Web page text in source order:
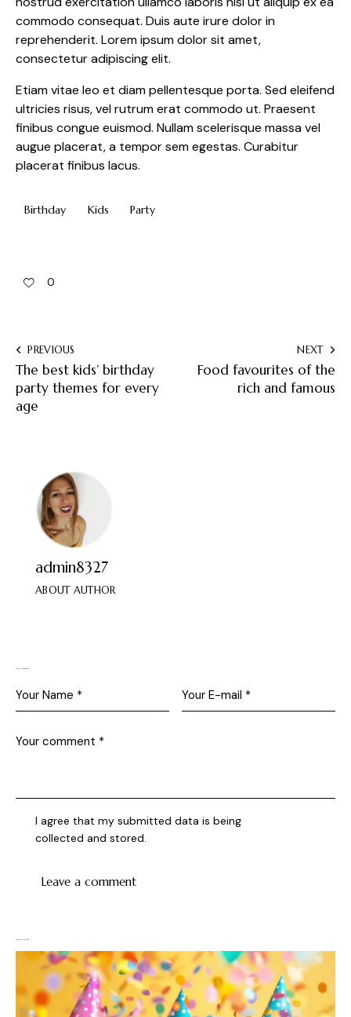
commodo consequat. Duis aute irure dolor in
reprehenderit. Lorem ipsum dolor sit amet,
consectetur adipiscing elit.
Etiam vitae leo et diam pellentesque porta. Sed eleifend
ultricies risus, vel rutrum erat commodo ut. Praesent
finibus congue euismod. Nullam scelerisque massa vel
augue placerat, a tempor sem egestas. Curabitur
placerat finibus lacus.
Birthday Kids Party
0
PREVIOUS
The best kids’ birthday
party themes for every
age
NEXT
Food favourites of the
rich and famous
admin8327
ABOUT AUTHOR
Leave a comment
I agree that my submitted data is being
collected and stored.
You May Also Like